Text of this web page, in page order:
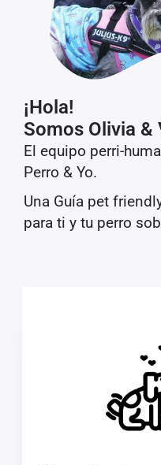
¡Hola!
Somos Olivia &
El equipo perri-
Perro & Yo.
Una Guía pet
para ti y tu perro